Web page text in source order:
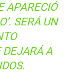
APARECIÓ
SERÁ UN
DEJARÁ A